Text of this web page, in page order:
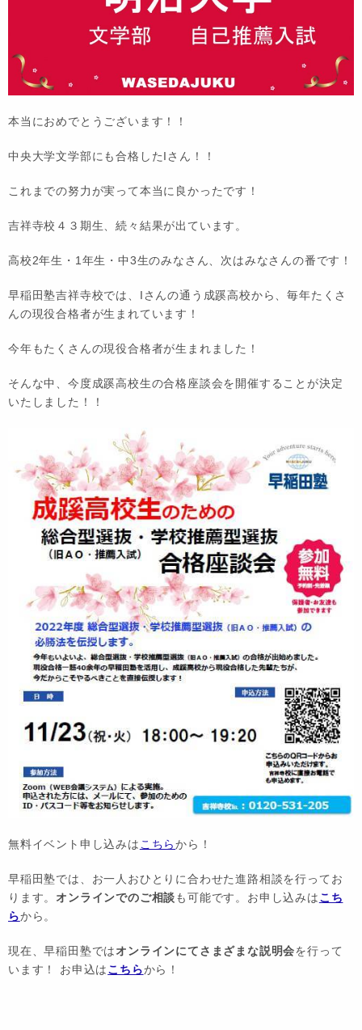
本当におめでとうございます！！
中央大学文学部にも合格したIさん！！
これまでの努力が実って本当に良かったです！
吉祥寺校４３期生、続々結果が出ています。
高校2年生・1年生・中3生のみなさん、次はみなさんの番です！
早稲田塾吉祥寺校では、Iさんの通う成蹊高校から、毎年たくさ
んの現役合格者が生まれています！
今年もたくさんの現役合格者が生まれました！
そんな中、今度成蹊高校生の合格座談会を開催することが決定
いたしました！！
無料イベント申し込みは こちらから！
早稲田塾では、お一人おひとりに合わせた進路相談を行ってお
ります。 オンラインでのご相談も可能です。お申し込みはこち
らから。
現在、早稲田塾ではオンラインにてさまざまな説明会を行って
います！ お申込はこちらから！